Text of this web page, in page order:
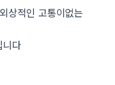
상적인 고통이없는
니다